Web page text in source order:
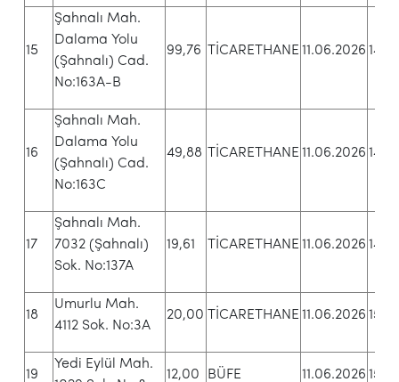
15
Şahnalı Mah.
Dalama Yolu
(Şahnalı) Cad.
No:163A-B
99,76 TİCARETHANE 11.06.2026 14.52
16
Şahnalı Mah.
Dalama Yolu
(Şahnalı) Cad.
No:163C
49,88 TİCARETHANE 11.06.2026
17
Şahnalı Mah.
7032 (Şahnalı)
Sok. No:137A
19,61 TİCARETHANE 11.06.2026
18
Umurlu Mah.
4112 Sok. No:3A
20,00 TİCARETHANE 11.06.2026 15.01
19
Yedi Eylül Mah.
12,00 BÜFE 11.06.2026